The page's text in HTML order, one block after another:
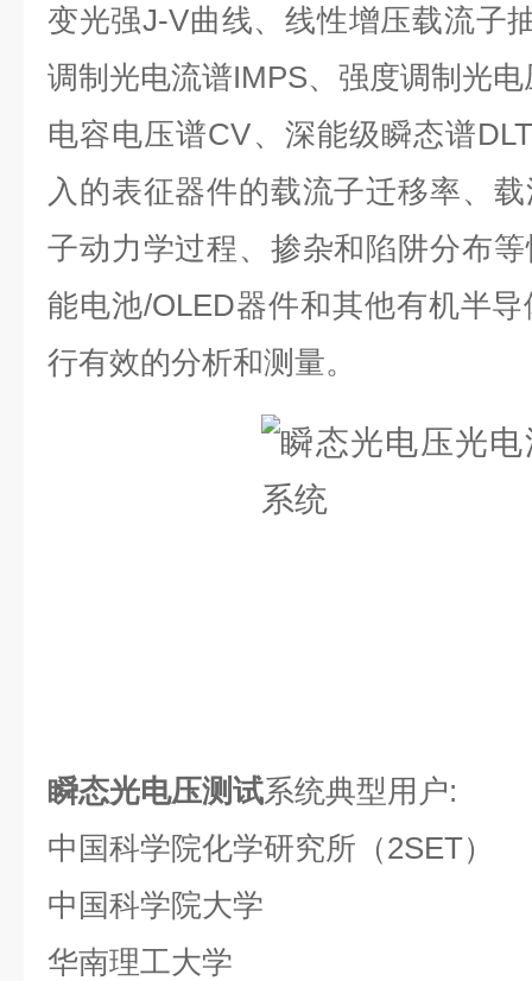
变光强J-V曲线、线性增压载流子
调制光电流谱IMPS、强度调制光
电容电压谱CV、深能级瞬态谱
入的表征器件的载流子迁移率、
子动力学过程、掺杂和陷阱分布
能电池/OLED器件和其他有机半
行有效的分析和测量。
瞬态光电压测试系统典型用户:
中国科学院化学研究所（2SET）
中国科学院大学
华南理工大学